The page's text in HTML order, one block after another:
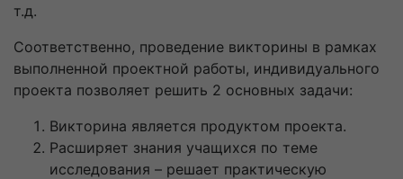
т.д.
Соответственно, проведение викторины в рамках
выполненной проектной работы, индивидуального
проекта позволяет решить 2 основных задачи:
Викторина является продуктом проекта.
Расширяет знания учащихся по теме
исследования – решает практическую